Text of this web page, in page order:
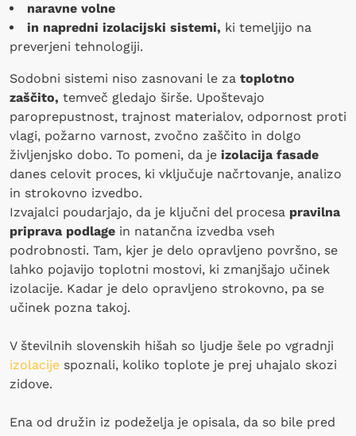
naravne volne
in napredni izolacijski sistemi, ki temeljijo na
preverjeni tehnologiji.
Sodobni sistemi niso zasnovani le za toplotno
zaščito, temveč gledajo širše. Upoštevajo
paroprepustnost, trajnost materialov, odpornost proti
vlagi, požarno varnost, zvočno zaščito in dolgo
življenjsko dobo. To pomeni, da je izolacija fasade
danes celovit proces, ki vključuje načrtovanje, analizo
in strokovno izvedbo.
Izvajalci poudarjajo, da je ključni del procesa pravilna
priprava podlage in natančna izvedba vseh
podrobnosti. Tam, kjer je delo opravljeno površno, se
lahko pojavijo toplotni mostovi, ki zmanjšajo učinek
izolacije. Kadar je delo opravljeno strokovno, pa se
učinek pozna takoj.
V številnih slovenskih hišah so ljudje šele po vgradnji
izolacije spoznali, koliko toplote je prej uhajalo skozi
zidove.
Ena od družin iz podeželja je opisala, da so bile pred